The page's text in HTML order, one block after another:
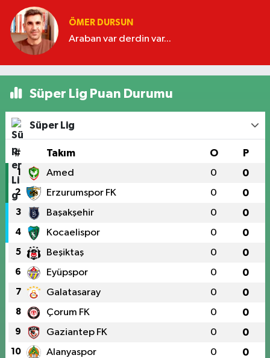
ÖMER DURSUN
Araban var derdin var...
Süper Lig Puan Durumu
Süper Lig
# Takım O P
1 Amed 0 0
2 Erzurumspor FK 0 0
3 Başakşehir 0 0
4 Kocaelispor 0 0
5 Beşiktaş 0 0
6 Eyüpspor 0 0
7 Galatasaray 0 0
8 Çorum FK 0 0
9 Gaziantep FK 0 0
10 Alanyaspor 0 0